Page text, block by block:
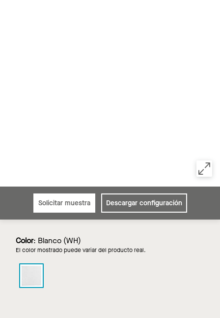
Solicitar muestra Descargar configuración
Color: Blanco (WH)
El color mostrado puede variar del producto real.
NRC